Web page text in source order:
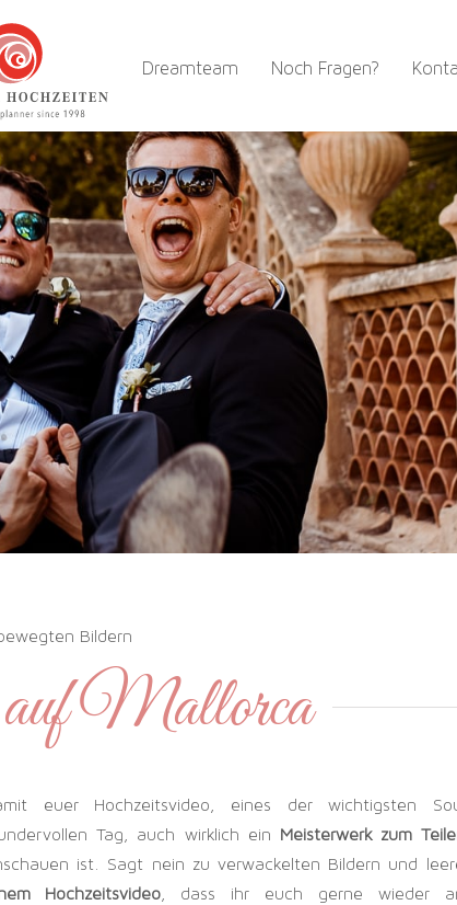
Dreamteam Noch Fragen?
Bildern
Mallorca
euer Hochzeitsvideo, eines der wichtigsten
Tag, auch wirklich ein Meisterwerk zum
ist. Sagt nein zu verwackelten Bildern und
Hochzeitsvideo, dass ihr euch gerne wieder